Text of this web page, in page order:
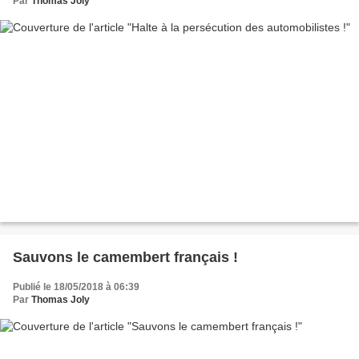
Sauvons le camembert français !
Publié le 18/05/2018 à 06:39
Par Thomas Joly